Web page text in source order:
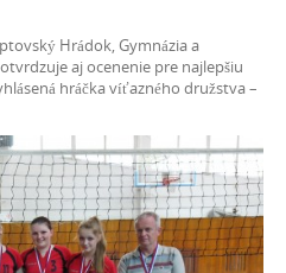
Hrádok, Gymnázia a
aj ocenenie pre najlepšiu
hráčka víťazného družstva –